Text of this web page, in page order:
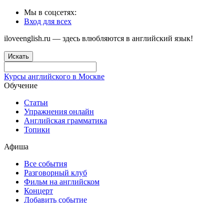
Мы в соцсетях:
Вход для всех
iloveenglish.ru — здесь влюбляются в английский язык!
Искать
Курсы английского в Москве
Обучение
Статьи
Упражнения онлайн
Английская грамматика
Топики
Афиша
Все события
Разговорный клуб
Фильм на английском
Концерт
Добавить событие